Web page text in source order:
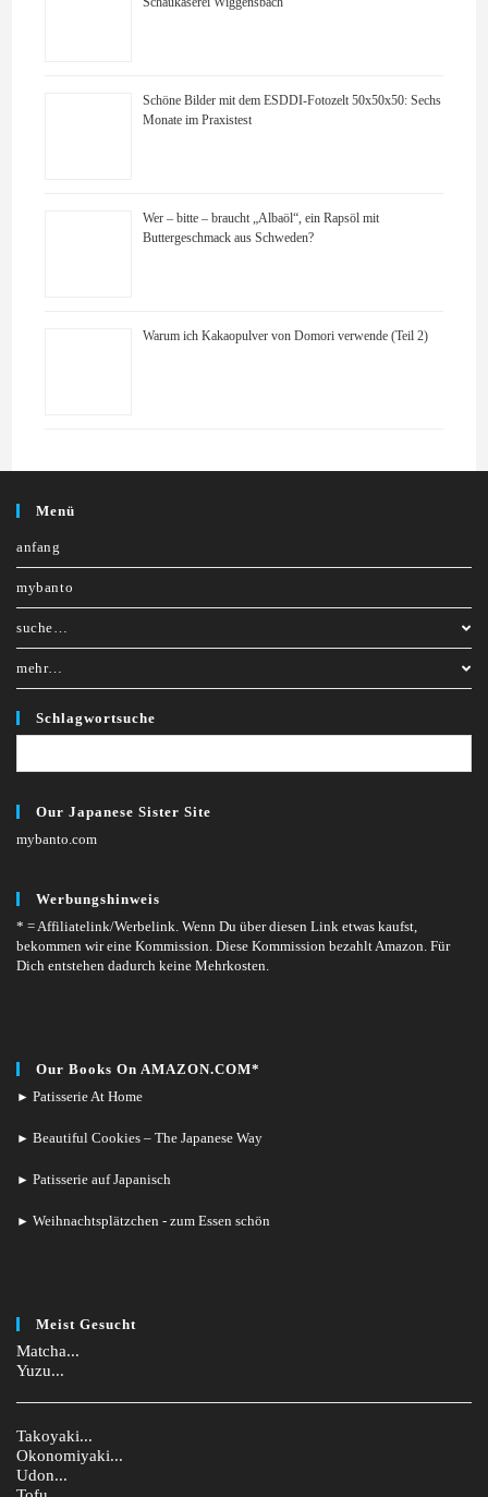
Schöne Bilder mit dem ESDDI-Fotozelt 50x50x50: Sechs
Monate im Praxistest
Wer – bitte – braucht „Albaöl“, ein Rapsöl mit
Buttergeschmack aus Schweden?
Warum ich Kakaopulver von Domori verwende (Teil 2)
Menü
anfang
mybanto
suche…
mehr…
Schlagwortsuche
Our Japanese Sister Site
mybanto.com
Werbungshinweis
* = Affiliatelink/Werbelink. Wenn Du über diesen Link etwas kaufst,
bekommen wir eine Kommission. Diese Kommission bezahlt Amazon. Für
Dich entstehen dadurch keine Mehrkosten.
Our Books On AMAZON.COM*
► Patisserie At Home
► Beautiful Cookies – The Japanese Way
► Patisserie auf Japanisch
► Weihnachtsplätzchen - zum Essen schön
Meist Gesucht
Matcha...
Yuzu...
Takoyaki...
Okonomiyaki...
Udon...